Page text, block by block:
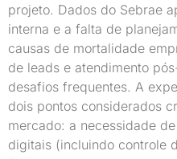
projeto. Dados do Sebrae
interna e a falta de
causas de mortalidade
de leads e atendimento
desafios frequentes. A
dois pontos considerados
mercado: a necessidade
digitais (incluindo controle